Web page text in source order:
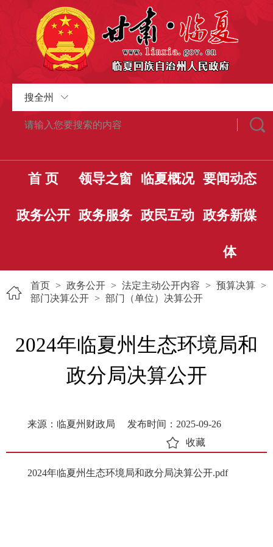
搜全州
首 页 领导之窗 临夏概况 要闻动态
政务公开 政务服务 政民互动 政务新媒
体
首页 > 政务公开 > 法定主动公开内容 > 预算决算 >
部门决算公开 > 部门（单位）决算公开
2024年临夏州生态环境局和
政分局决算公开
来源：临夏州财政局
发布时间：2025-09-26
收藏
2024年临夏州生态环境局和政分局决算公开.pdf